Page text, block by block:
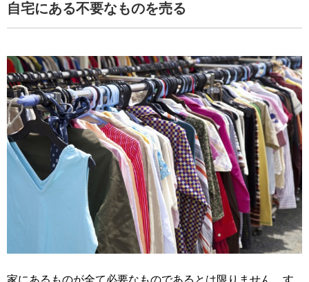
自宅にある不要なものを売る
家にあるものが全て必要なものであるとは限りません。す